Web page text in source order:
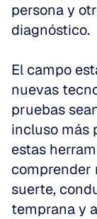
persona y
diagnóstico.
El campo
nuevas
pruebas
incluso más
estas
comprender
suerte,
temprana y